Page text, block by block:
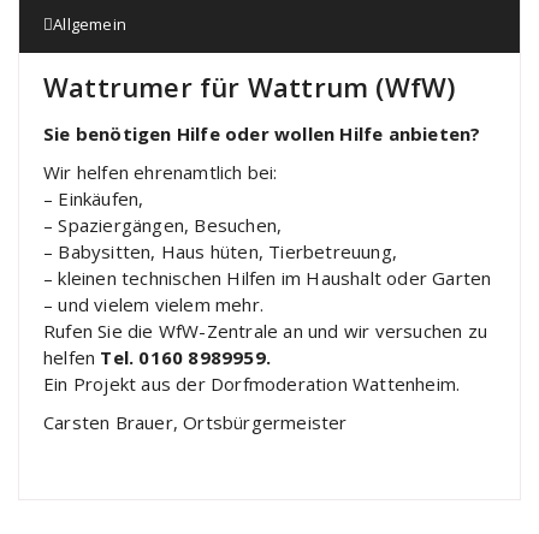
Allgemein
Wattrumer für Wattrum (WfW)
Sie benötigen Hilfe oder wollen Hilfe anbieten?
Wir helfen ehrenamtlich bei:
– Einkäufen,
– Spaziergängen, Besuchen,
– Babysitten, Haus hüten, Tierbetreuung,
– kleinen technischen Hilfen im Haushalt oder Garten
– und vielem vielem mehr.
Rufen Sie die WfW-Zentrale an und wir versuchen zu
helfen Tel. 0160 8989959.
Ein Projekt aus der Dorfmoderation Wattenheim.
Carsten Brauer, Ortsbürgermeister